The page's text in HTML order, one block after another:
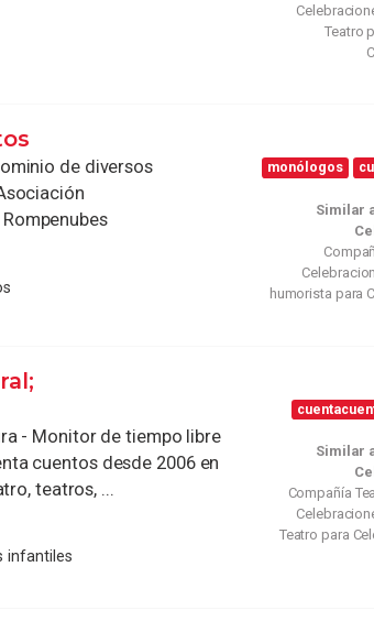
Teatro
de diversos
monólogos
Similar
humorista para
- Monitor de tiempo libre
cuentos desde 2006 en
teatros, ...
infantiles
Similar
Compañía
Teatro para